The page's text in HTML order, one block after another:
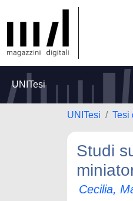
UNITesi
UNITesi Tesi
Studi
Cecilia,